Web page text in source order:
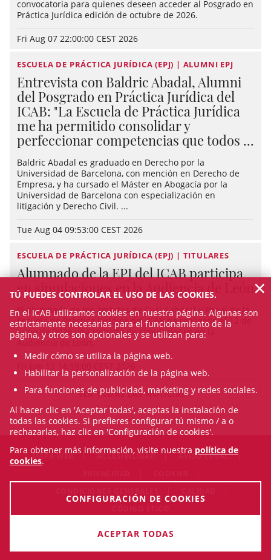
convocatoria para quienes deseen acceder al Posgrado en
Práctica Jurídica edición de octubre de 2026.
Fri Aug 07 22:00:00 CEST 2026
ESCUELA DE PRÁCTICA JURÍDICA (EPJ) | ALUMNI EPJ
Entrevista con Baldric Abadal, Alumni
del Posgrado en Práctica Jurídica del
ICAB: "La Escuela de Práctica Jurídica
me ha permitido consolidar y
perfeccionar competencias que todos ...
Baldric Abadal es graduado en Derecho por la
Universidad de Barcelona, con mención en Derecho de
Empresa, y ha cursado el Máster en Abogacía por la
Universidad de Barcelona con especialización en
litigación y Derecho Civil. ...
Tue Aug 04 09:53:00 CEST 2026
ESCUELA DE PRÁCTICA JURÍDICA (EPJ) | TITULARES
Alumnado de la EPJ del ICAB participa
en simulaciones en la Audiencia de León
El alumnado de los ámbitos de Civil, Laboral y Penal de la
Escuela de Práctica Jurídica del ICAB ha realizado el 12 de
junio de 2026 una jornada de simulaciones en la
Audiencia de León.
VER TODAS LAS NOTICIAS
MAPA WEB ACCESIBILIDAD
AVISO LEGAL
© Sat Aug 08 21:14:50 CEST 2026 Il·lustre Col·legi de l'Advocacia
TÚ PUEDES CONTROLAR EL USO DE LAS COOKIES.
En el ICAB utilizamos cookies en nuestra página. Algunas son
estrictamente necesarias para el funcionamiento de la
página, y otros son opcionales y se utilizan para:
Medir cómo se utiliza la página web.
Habilitar la personalización de la página web.
Para funciones de publicidad, marketing y redes sociales.
Al hacer clic en 'Aceptar todas', aceptas la instalación de
todas las cookies. Si prefieres configurar tú mismo / a o
rechazarlas, haz clic en 'Configuración de cookies'.
Para obtener más información, visite nuestra política de
cookies.
CONFIGURACIÓN DE COOKIES
ACEPTAR TODAS
×